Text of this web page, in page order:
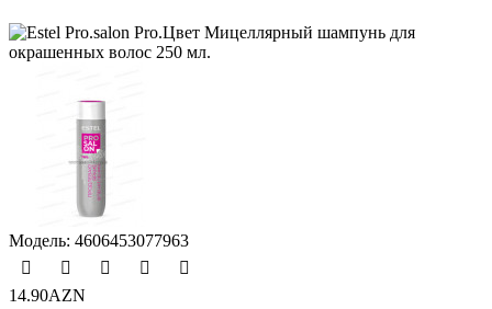
Модель: 4606453077963
14.90AZN